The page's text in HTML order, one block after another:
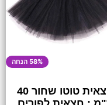
58% הנחה
חצאית טוטו שחור 40